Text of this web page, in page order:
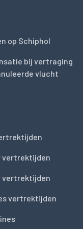
op Schiphol
bij vertraging
vlucht
vertrektijden
vertrektijden
vertrektijden